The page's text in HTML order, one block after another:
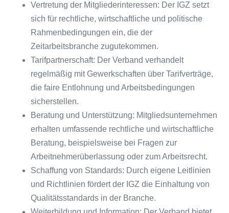
Vertretung der Mitgliederinteressen: Der IGZ setzt
sich für rechtliche, wirtschaftliche und politische
Rahmenbedingungen ein, die der
Zeitarbeitsbranche zugutekommen.
Tarifpartnerschaft: Der Verband verhandelt
regelmäßig mit Gewerkschaften über Tarifverträge,
die faire Entlohnung und Arbeitsbedingungen
sicherstellen.
Beratung und Unterstützung: Mitgliedsunternehmen
erhalten umfassende rechtliche und wirtschaftliche
Beratung, beispielsweise bei Fragen zur
Arbeitnehmerüberlassung oder zum Arbeitsrecht.
Schaffung von Standards: Durch eigene Leitlinien
und Richtlinien fördert der IGZ die Einhaltung von
Qualitätsstandards in der Branche.